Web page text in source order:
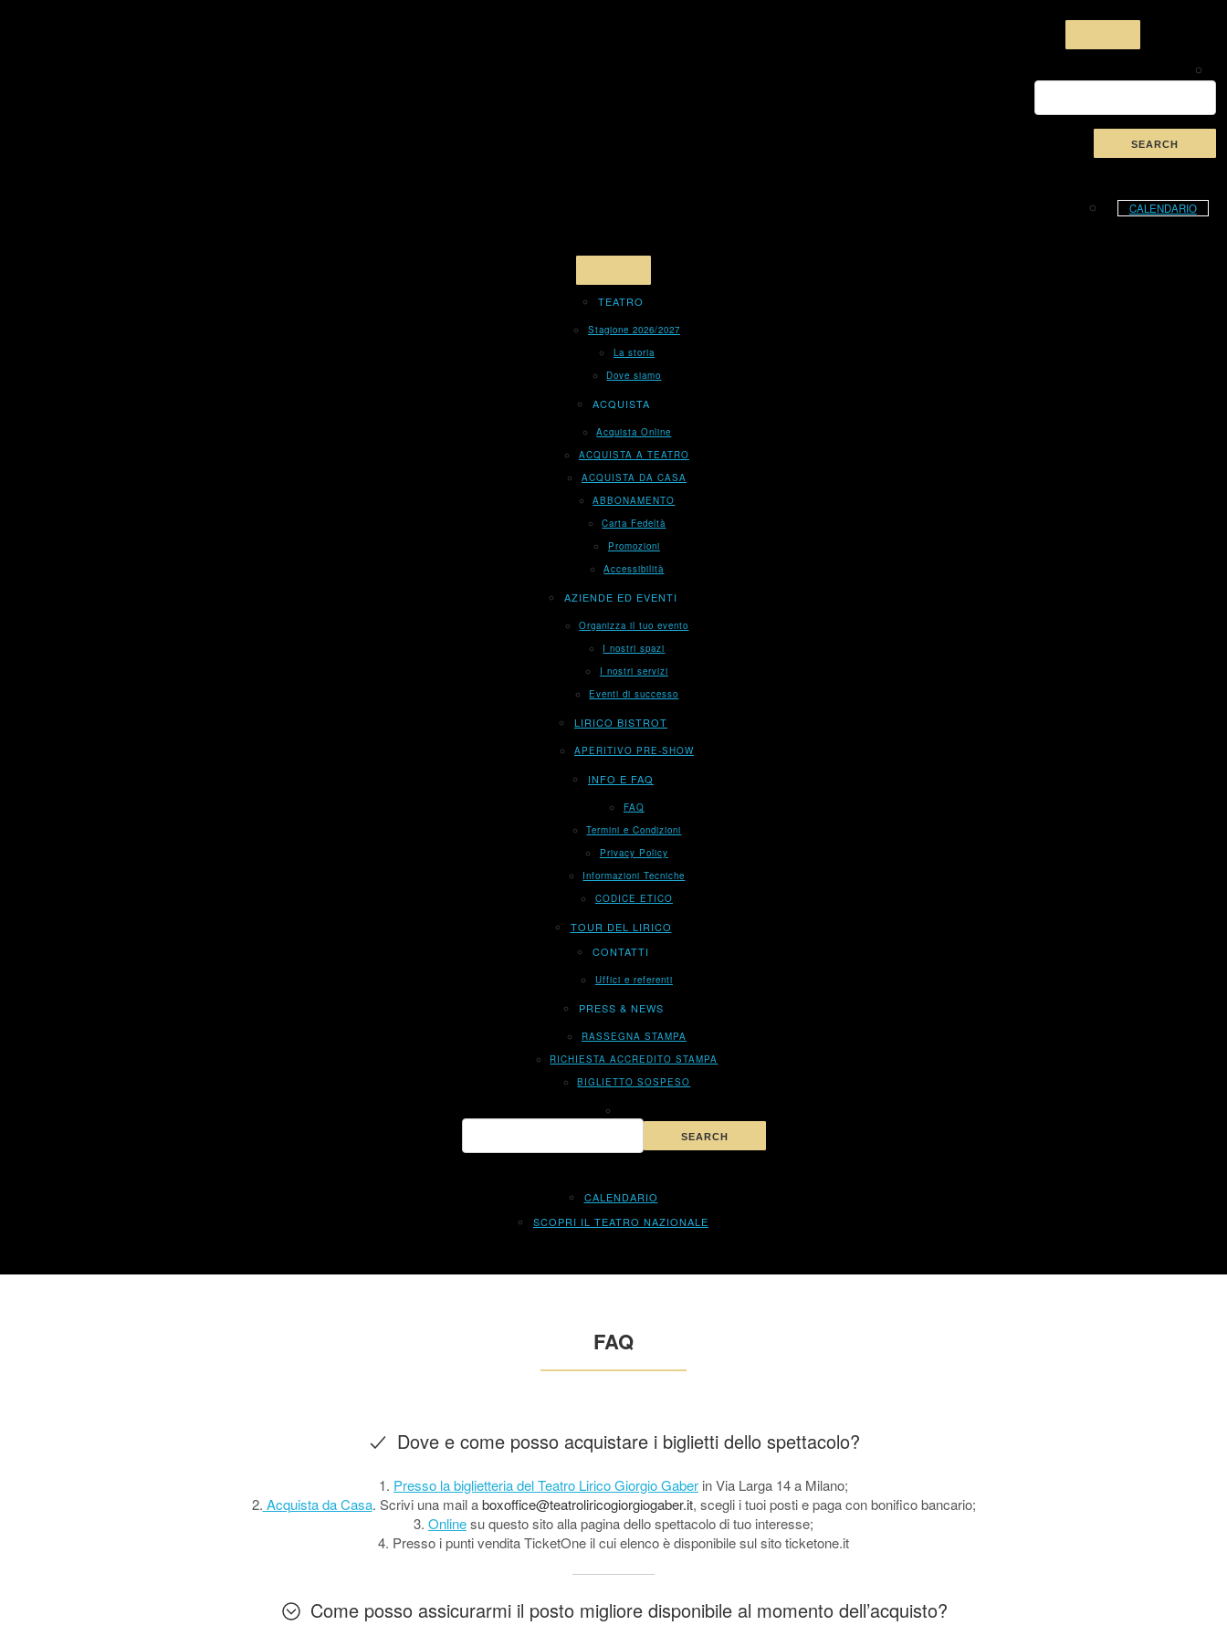
CALENDARIO
TEATRO
Stagione 2026/2027
La storia
Dove siamo
ACQUISTA
Acquista Online
ACQUISTA A TEATRO
ACQUISTA DA CASA
ABBONAMENTO
Carta Fedeltà
Promozioni
Accessibilità
AZIENDE ED EVENTI
Organizza il tuo evento
I nostri spazi
I nostri servizi
Eventi di successo
LIRICO BISTROT
APERITIVO PRE-SHOW
INFO E FAQ
FAQ
Termini e Condizioni
Privacy Policy
Informazioni Tecniche
CODICE ETICO
TOUR DEL LIRICO
CONTATTI
Uffici e referenti
PRESS & NEWS
RASSEGNA STAMPA
RICHIESTA ACCREDITO STAMPA
BIGLIETTO SOSPESO
CALENDARIO
SCOPRI IL TEATRO NAZIONALE
FAQ
Dove e come posso acquistare i biglietti dello spettacolo?
1. Presso la biglietteria del Teatro Lirico Giorgio Gaber in Via Larga 14 a Milano;
2. Acquista da Casa. Scrivi una mail aboxoffice@teatroliricogiorgiogaber.it, scegli i tuoi posti e paga con bonifico bancario;
3. Onlinesu questo sito alla pagina dello spettacolo di tuo interesse;
4. Presso i punti vendita TicketOne il cui elenco è disponibile sul sito ticketone.it
Come posso assicurarmi il posto migliore disponibile al momento dell’acquisto?